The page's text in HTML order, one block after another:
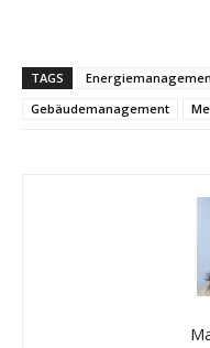
TAGS
Gebäudemanagement